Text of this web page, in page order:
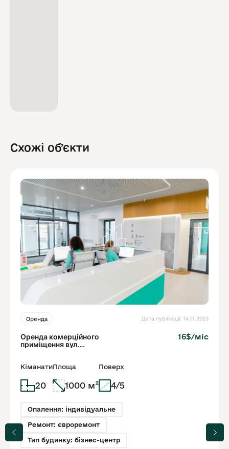
Схожі обʼєкти
Оренда Дата публікації: 14.11.2023
Оренда комерційного
приміщення вул.
16$/міс
Кіманати
20
Площа
1000 м²
Поверх
4/5
Опалення: індивідуальне
Ремонт: євроремонт
Тип будинку: бізнес-центр